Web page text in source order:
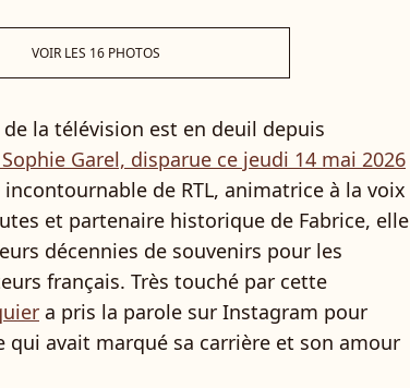
VOIR LES 16 PHOTOS
la télévision est en deuil depuis
Garel, disparue ce jeudi 14 mai 2026
incontournable de RTL, animatrice à la voix
et partenaire historique de Fabrice, elle
décennies de souvenirs pour les
français. Très touché par cette
a pris la parole sur Instagram pour
qui avait marqué sa carrière et son amour